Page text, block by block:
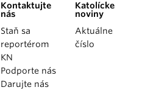
Kontaktujte
nás
Staň sa
reportérom
KN
Podporte nás
Darujte nás
Katolícke
noviny
Aktuálne
číslo